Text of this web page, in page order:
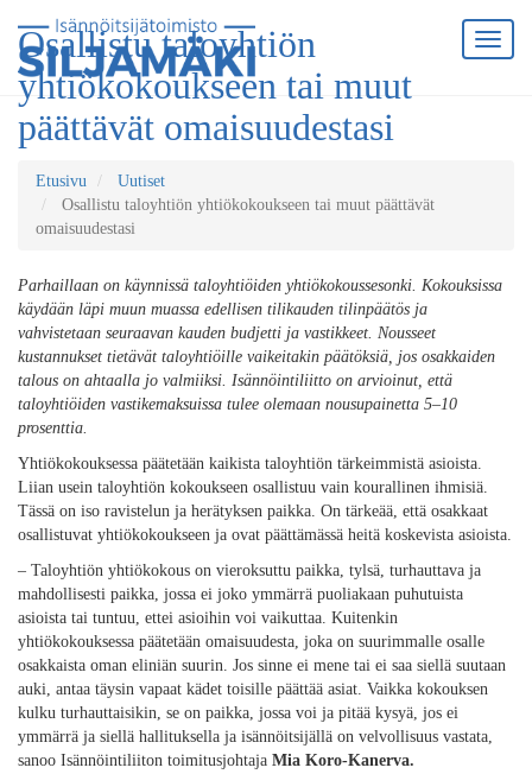
Osallistu taloyhtiön
yhtiökokoukseen tai muut
päättävät omaisuudestasi
Etusivu
Uutiset
Osallistu taloyhtiön yhtiökokoukseen tai muut päättävät
omaisuudestasi
Parhaillaan on käynnissä taloyhtiöiden yhtiökokoussesonki. Kokouksissa
käydään läpi muun muassa edellisen tilikauden tilinpäätös ja
vahvistetaan seuraavan kauden budjetti ja vastikkeet. Nousseet
kustannukset tietävät taloyhtiöille vaikeitakin päätöksiä, jos osakkaiden
talous on ahtaalla jo valmiiksi. Isännöintiliitto on arvioinut, että
taloyhtiöiden vastikemaksuissa tulee olemaan nousupainetta 5–10
prosenttia.
Yhtiökokouksessa päätetään kaikista taloyhtiön tärkeimmistä asioista.
Liian usein taloyhtiön kokoukseen osallistuu vain kourallinen ihmisiä.
Tässä on iso ravistelun ja herätyksen paikka. On tärkeää, että osakkaat
osallistuvat yhtiökokoukseen ja ovat päättämässä heitä koskevista asioista.
– Taloyhtiön yhtiökokous on vieroksuttu paikka, tylsä, turhauttava ja
mahdollisesti paikka, jossa ei joko ymmärrä puoliakaan puhutuista
asioista tai tuntuu, ettei asioihin voi vaikuttaa. Kuitenkin
yhtiökokouksessa päätetään omaisuudesta, joka on suurimmalle osalle
osakkaista oman eliniän suurin. Jos sinne ei mene tai ei saa siellä suutaan
auki, antaa täysin vapaat kädet toisille päättää asiat. Vaikka kokouksen
kulku turhauttaisikin, se on paikka, jossa voi ja pitää kysyä, jos ei
ymmärrä ja siellä hallituksella ja isännöitsijällä on velvollisuus vastata,
sanoo Isännöintiliiton toimitusjohtaja Mia Koro-Kanerva.